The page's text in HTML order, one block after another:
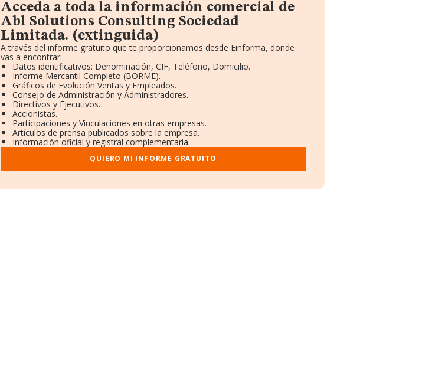
Acceda a toda la información comercial de
Abl Solutions Consulting Sociedad
Limitada. (extinguida)
A través del informe gratuito que te proporcionamos desde Einforma, donde
vas a encontrar:
Datos identificativos: Denominación, CIF, Teléfono, Domicilio.
Informe Mercantil Completo (BORME).
Gráficos de Evolución Ventas y Empleados.
Consejo de Administración y Administradores.
Directivos y Ejecutivos.
Accionistas.
Participaciones y Vinculaciones en otras empresas.
Artículos de prensa publicados sobre la empresa.
Información oficial y registral complementaria.
QUIERO MI INFORME GRATUITO